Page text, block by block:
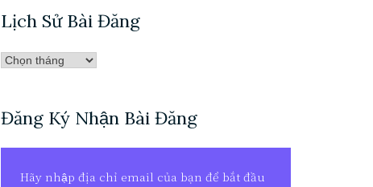
Đăng
Lịch Sử Bài Đăng
Lịch
Đăng
Đăng Ký Nhận Bài Đăng
Hãy nhập địa chỉ email của bạn để bắt đầu